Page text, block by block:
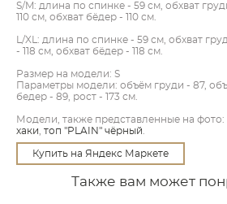
S/M: длина по спинке - 59 см, обхват
110 см, обхват бёдер - 110 см.
L/XL: длина по спинке - 59 см, обхват
- 118 см, обхват бёдер - 118 см.
Размер на модели: S
Параметры модели: объём груди - 87,
бедер - 89, рост - 173 см.
Модели, также представленные на фото:
хаки топ "PLAIN" чёрный
Купить на Яндекс Маркете
Также вам может